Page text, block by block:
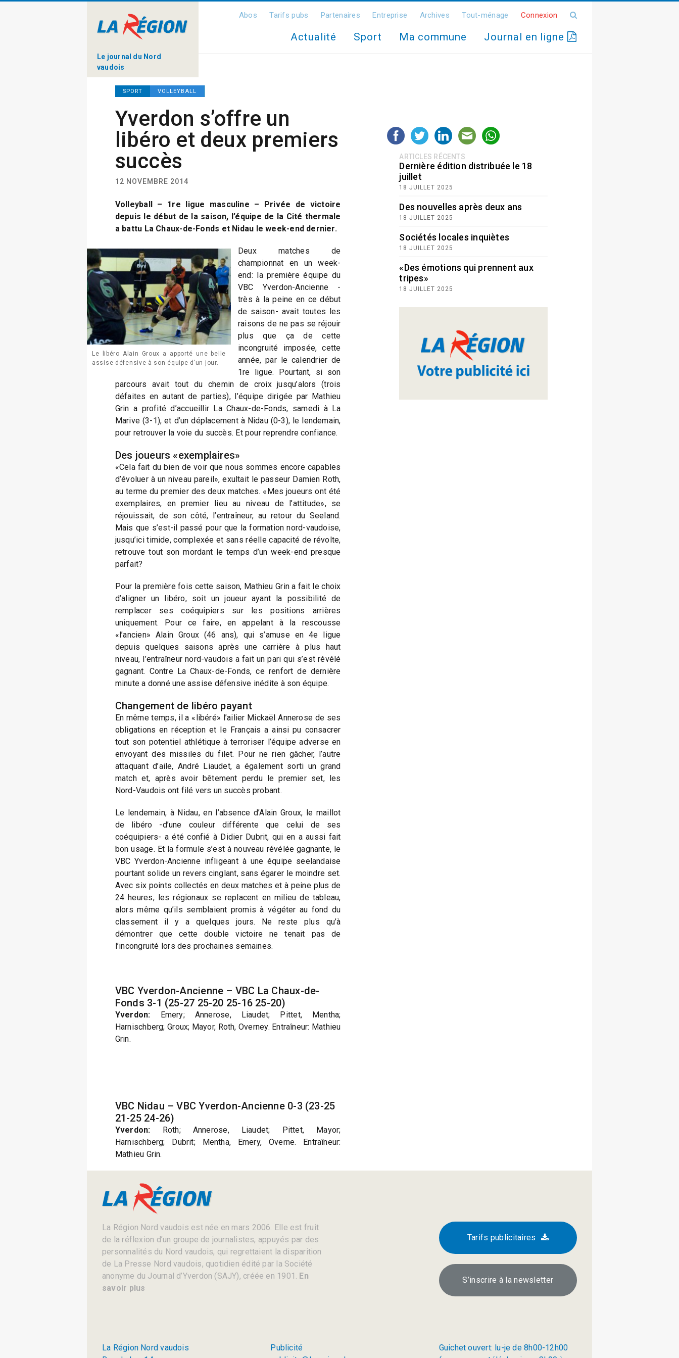
Le journal du Nord
vaudois
Abos Tarifs pubs Partenaires Entreprise Archives Tout-ménage Connexion
Actualité Sport Ma commune Journal en ligne
SPORT VOLLEYBALL
Yverdon s’offre un
libéro et deux premiers
succès
12 NOVEMBRE 2014
Volleyball – 1re ligue masculine – Privée de victoire
depuis le début de la saison, l’équipe de la Cité thermale
a battu La Chaux-de-Fonds et Nidau le week-end dernier.
Le libéro Alain Groux a apporté une belle
assise défensive à son équipe d’un jour.
Deux matches de
championnat en un week-
end: la première équipe du
VBC Yverdon-Ancienne -
très à la peine en ce début
de saison- avait toutes les
raisons de ne pas se réjouir
plus que ça de cette
incongruité imposée, cette
année, par le calendrier de
1re ligue. Pourtant, si son
parcours avait tout du chemin de croix jusqu’alors (trois
défaites en autant de parties), l’équipe dirigée par Mathieu
Grin a profité d’accueillir La Chaux-de-Fonds, samedi à La
Marive (3-1), et d’un déplacement à Nidau (0-3), le lendemain,
pour retrouver la voie du succès. Et pour reprendre confiance.
Des joueurs «exemplaires»
«Cela fait du bien de voir que nous sommes encore capables
d’évoluer à un niveau pareil», exultait le passeur Damien Roth,
au terme du premier des deux matches. «Mes joueurs ont été
exemplaires, en premier lieu au niveau de l’attitude», se
réjouissait, de son côté, l’entraîneur, au retour du Seeland.
Mais que s’est-il passé pour que la formation nord-vaudoise,
jusqu’ici timide, complexée et sans réelle capacité de révolte,
retrouve tout son mordant le temps d’un week-end presque
parfait?
Pour la première fois cette saison, Mathieu Grin a fait le choix
d’aligner un libéro, soit un joueur ayant la possibilité de
remplacer ses coéquipiers sur les positions arrières
uniquement. Pour ce faire, en appelant à la rescousse
«l’ancien» Alain Groux (46 ans), qui s’amuse en 4e ligue
depuis quelques saisons après une carrière à plus haut
niveau, l’entraîneur nord-vaudois a fait un pari qui s’est révélé
gagnant. Contre La Chaux-de-Fonds, ce renfort de dernière
minute a donné une assise défensive inédite à son équipe.
Changement de libéro payant
En même temps, il a «libéré» l’ailier Mickaël Annerose de ses
obligations en réception et le Français a ainsi pu consacrer
tout son potentiel athlétique à terroriser l’équipe adverse en
envoyant des missiles du filet. Pour ne rien gâcher, l’autre
attaquant d’aile, André Liaudet, a également sorti un grand
match et, après avoir bêtement perdu le premier set, les
Nord-Vaudois ont filé vers un succès probant.
Le lendemain, à Nidau, en l’absence d’Alain Groux, le maillot
de libéro -d’une couleur différente que celui de ses
coéquipiers- a été confié à Didier Dubrit, qui en a aussi fait
bon usage. Et la formule s’est à nouveau révélée gagnante, le
VBC Yverdon-Ancienne infligeant à une équipe seelandaise
pourtant solide un revers cinglant, sans égarer le moindre set.
Avec six points collectés en deux matches et à peine plus de
24 heures, les régionaux se replacent en milieu de tableau,
alors même qu’ils semblaient promis à végéter au fond du
classement il y a quelques jours. Ne reste plus qu’à
démontrer que cette double victoire ne tenait pas de
l’incongruité lors des prochaines semaines.
VBC Yverdon-Ancienne – VBC La Chaux-de-
Fonds 3-1 (25-27 25-20 25-16 25-20)
Yverdon: Emery; Annerose, Liaudet; Pittet, Mentha;
Harnischberg; Groux; Mayor, Roth, Overney. Entraîneur: Mathieu
Grin.
VBC Nidau – VBC Yverdon-Ancienne 0-3 (23-25
21-25 24-26)
Yverdon: Roth; Annerose, Liaudet; Pittet, Mayor;
Harnischberg; Dubrit; Mentha, Emery, Overne. Entraîneur:
Mathieu Grin.
ARTICLES RÉCENTS
Dernière édition distribuée le 18
juillet
18 JUILLET 2025
Des nouvelles après deux ans
18 JUILLET 2025
Sociétés locales inquiètes
18 JUILLET 2025
«Des émotions qui prennent aux
tripes»
18 JUILLET 2025
La Région Nord vaudois est née en mars 2006. Elle est fruit
de la réflexion d’un groupe de journalistes, appuyés par des
personnalités du Nord vaudois, qui regrettaient la disparition
de La Presse Nord vaudois, quotidien édité par la Société
anonyme du Journal d’Yverdon (SAJY), créée en 1901. En
savoir plus
Tarifs publicitaires
S’inscrire à la newsletter
La Région Nord vaudois
Publicité
Guichet ouvert: lu-je de 8h00-12h00